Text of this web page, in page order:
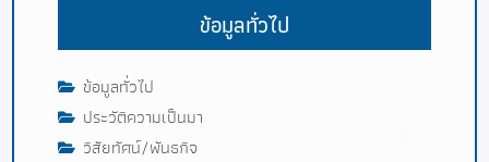
ข้อมูลทั่วไป
ข้อมูลทั่วไป
ประวัติความเป็นมา
วิสัยทัศน์/พันธกิจ